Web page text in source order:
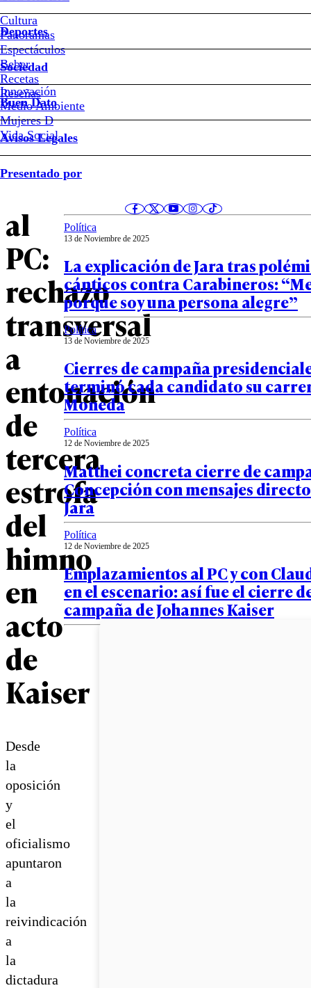
Cultura
Panoramas
Espectáculos
Beber
Recetas
Reseñas
Deportes
Sociedad
Innovación
Medio Ambiente
Mujeres D
Vida Social
Buen Dato
Avisos Legales
Presentado por
Desde
el
Partido
Social
Cristiano
al
PC:
rechazo
transversal
a
entonación
de
tercera
estrofa
del
himno
en
acto
de
Kaiser
Desde
la
oposición
y
el
oficialismo
apuntaron
a
la
reivindicación
a
la
dictadura
Notas relacionadas
13 de Noviembre de 2025
La toga del candidato
Política
13 de Noviembre de 2025
La explicación de Jara tras
cánticos contra Carabineros:
porque soy una persona alegre”
Política
13 de Noviembre de 2025
Cierres de campaña
terminó cada candidato su
Moneda
Política
12 de Noviembre de 2025
Matthei concreta cierre de
Concepción con mensajes
Jara
Política
12 de Noviembre de 2025
Emplazamientos al PC y con
en el escenario: así fue el cierre
campaña de Johannes Kaiser